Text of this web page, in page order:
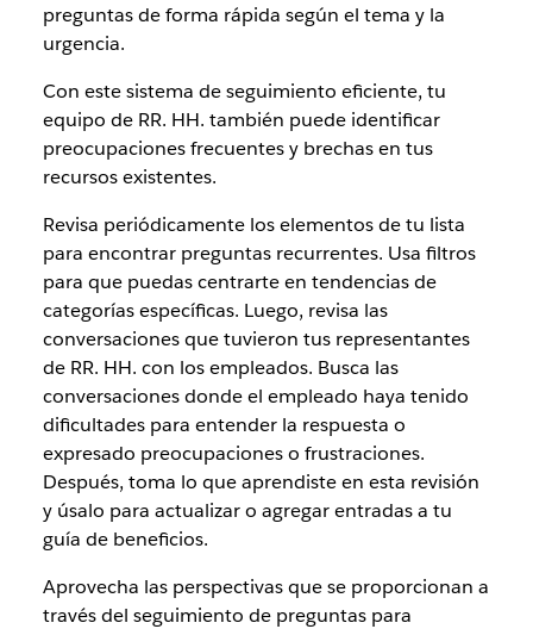
preguntas de forma rápida según el tema y la
urgencia.
Con este sistema de seguimiento eficiente, tu
equipo de RR. HH. también puede identificar
preocupaciones frecuentes y brechas en tus
recursos existentes.
Revisa periódicamente los elementos de tu lista
para encontrar preguntas recurrentes. Usa filtros
para que puedas centrarte en tendencias de
categorías específicas. Luego, revisa las
conversaciones que tuvieron tus representantes
de RR. HH. con los empleados. Busca las
conversaciones donde el empleado haya tenido
dificultades para entender la respuesta o
expresado preocupaciones o frustraciones.
Después, toma lo que aprendiste en esta revisión
y úsalo para actualizar o agregar entradas a tu
guía de beneficios.
Aprovecha las perspectivas que se proporcionan a
través del seguimiento de preguntas para